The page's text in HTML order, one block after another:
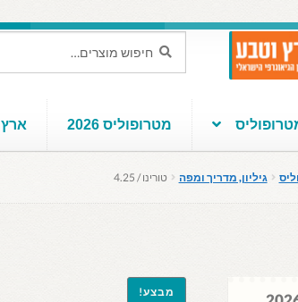
עבור:
מטרופוליס 2026
גיליון, מדריך ומפה טורינו / 4.25
מבצע!